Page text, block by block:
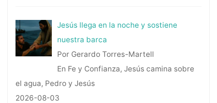
Jesús llega en la noche y sostiene
nuestra barca
Por Gerardo Torres-Martell
En Fe y Confianza, Jesús camina sobre
el agua, Pedro y Jesús
2026-08-03